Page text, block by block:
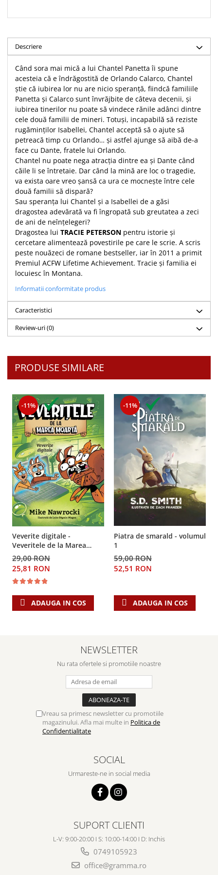
Dezvoltare personala
Mediu
Sanatate / nutritie
Descriere
Când sora mai mică a lui Chantel Panetta îi spune
acesteia că e îndrăgostită de Orlando Calarco, Chantel
știe că iubirea lor nu are nicio speranță, fiindcă familiile
Panetta și Calarco sunt învrăjbite de câteva decenii, și
iubirea tinerilor nu poate să vindece rănile adânci dintre
cele două familii de mineri. Totuși, incapabilă să reziste
rugăminților Isabellei, Chantel acceptă să o ajute să
petreacă timp cu Orlando… și astfel ajunge să aibă de-a
face cu Dante, fratele lui Orlando.
Chantel nu poate nega atracția dintre ea și Dante când
căile li se întretaie. Dar când la mină are loc o tragedie,
va exista oare vreo șansă ca ura ce mocnește între cele
două familii să dispară?
Sau speranţa lui Chantel și a Isabellei de a găsi
dragostea adevărată va fi îngropată sub greutatea a zeci
de ani de neînţelegeri?
Dragostea lui TRACIE PETERSON pentru istorie și
cercetare alimentează povestirile pe care le scrie. A scris
peste nouăzeci de romane bestseller, iar în 2011 a primit
Premiul ACFW Lifetime Achievement. Tracie și familia ei
locuiesc în Montana.
Informatii conformitate produs
Caracteristici
Review-uri(0)
PRODUSE SIMILARE
-11%
Veverite digitale -
Veveritele de la Marea
Moarta, vol. 13
29,00 RON
25,81 RON
ADAUGA IN COS
-11%
Piatra de smarald - volumul
1
59,00 RON
52,51 RON
ADAUGA IN COS
NEWSLETTER
Nu rata ofertele si promotiile noastre
Vreau sa primesc newsletter cu promotiile
magazinului. Afla mai multe in Politica de
Confidentialitate
SOCIAL
Urmareste-ne in social media
SUPORT CLIENTI
L-V: 9:00-20:00 I S: 10:00-14:00 I D: Inchis
0749105923
office@gramma.ro